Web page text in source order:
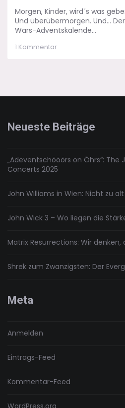
Morgen, Kinder, wird´s was
Und überübermorgen. Und...
Wars-Adventskalende...
1 Kommentarzu
Neueste Beiträge
„Adeventschööörs on Öhrs“: The
Concerts 2025
John Williams in Wien: Nicht zu
John Wick 3 – Wo liegen die
Matrix Resurrections: Wir denken,
Shrek zum Zwanzigsten: Der
Meta
Anmelden
Eintrags-Feed
Kommentar-Feed
WordPress.org